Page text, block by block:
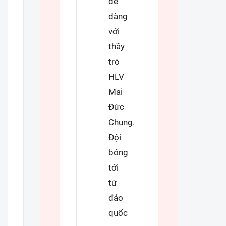
Camera giao thông
Câu chuyện giao thông
Giải trí - Thể thao
dàng
với
thầy
trò
HLV
Mai
Đức
Chung.
Đội
bóng
tới
từ
đảo
quốc